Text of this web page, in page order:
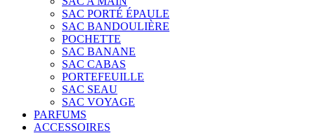
SAC PORTÉ ÉPAULE
SAC BANDOULIÈRE
POCHETTE
SAC BANANE
SAC CABAS
PORTEFEUILLE
SAC SEAU
SAC VOYAGE
PARFUMS
ACCESSOIRES